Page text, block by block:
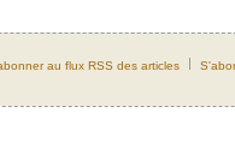
au flux RSS des articles